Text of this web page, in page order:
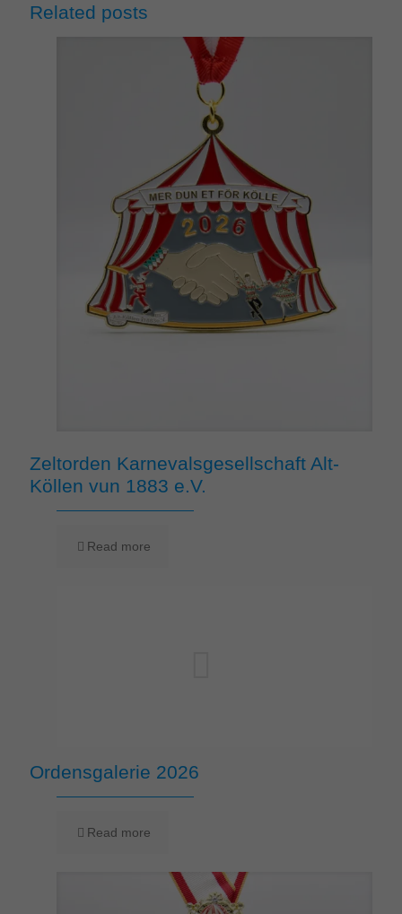
Related posts
Zeltorden Karnevalsgesellschaft Alt-
Köllen vun 1883 e.V.
Read more
Ordensgalerie 2026
Read more